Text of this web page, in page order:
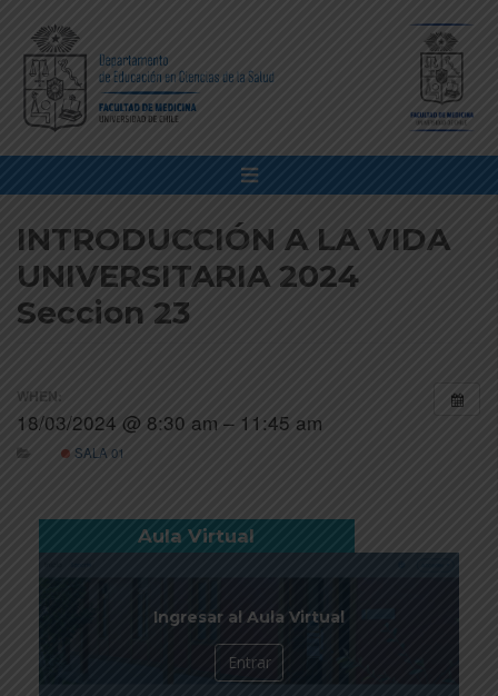
INTRODUCCIÓN A LA VIDA
UNIVERSITARIA 2024
Seccion 23
WHEN:
18/03/2024 @ 8:30 am – 11:45 am
SALA 01
Aula Virtual
Ingresar al Aula Virtual
Entrar